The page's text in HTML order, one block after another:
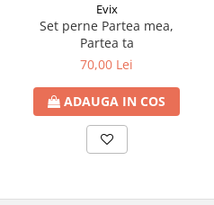
Evix
Set perne Partea mea,
Partea ta
70,00 Lei
ADAUGA IN COS